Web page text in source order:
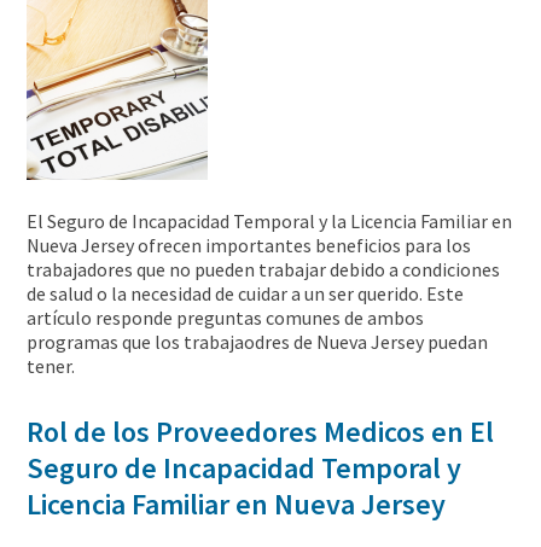
El Seguro de Incapacidad Temporal y la Licencia Familiar en
Nueva Jersey ofrecen importantes beneficios para los
trabajadores que no pueden trabajar debido a condiciones
de salud o la necesidad de cuidar a un ser querido. Este
artículo responde preguntas comunes de ambos
programas que los trabajaodres de Nueva Jersey puedan
tener.
Rol de los Proveedores Medicos en El
Seguro de Incapacidad Temporal y
Licencia Familiar en Nueva Jersey